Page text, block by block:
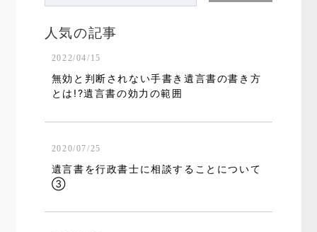
人気の記事
2022/04/15
無効と判断されない手書き遺言書の書き方
とは!?遺言書の効力の範囲
2020/07/25
遺言書を行政書士に相談することについて
③